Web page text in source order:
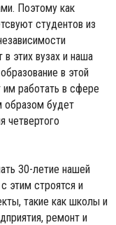
Поэтому как
студентов из
этих вузах и наша
в этой
работать в сфере
образом будет
четвертого
30-летие нашей
этим строятся и
такие как школы и
ремонт и